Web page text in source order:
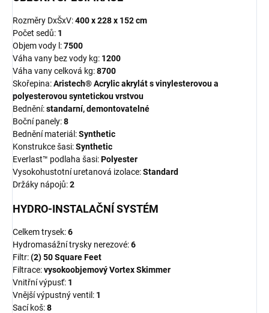
Rozměry DxŠxV:400 x 228 x 152 cm
Počet sedů: 1
Objem vody l:7500
Váha vany bez vody kg: 1200
Váha vany celková kg:8700
Skořepina:Aristech® Acrylic akrylát s vinylesterovou a
polyesterovou syntetickou vrstvou
Bednění:standarní, demontovatelné
Boční panely:8
Bednění materiál:Synthetic
Konstrukce šasi:Synthetic
Everlast™ podlaha šasi:Polyester
Vysokohustotní uretanová izolace:Standard
Držáky nápojů:2
HYDRO-INSTALAČNÍ SYSTÉM
Celkem trysek:6
Hydromasážní trysky nerezové:6
Filtr:(2) 50 Square Feet
Filtrace:vysokoobjemový Vortex Skimmer
Vnitřní výpusť: 1
Vnější výpustný ventil: 1
Sací koš:8